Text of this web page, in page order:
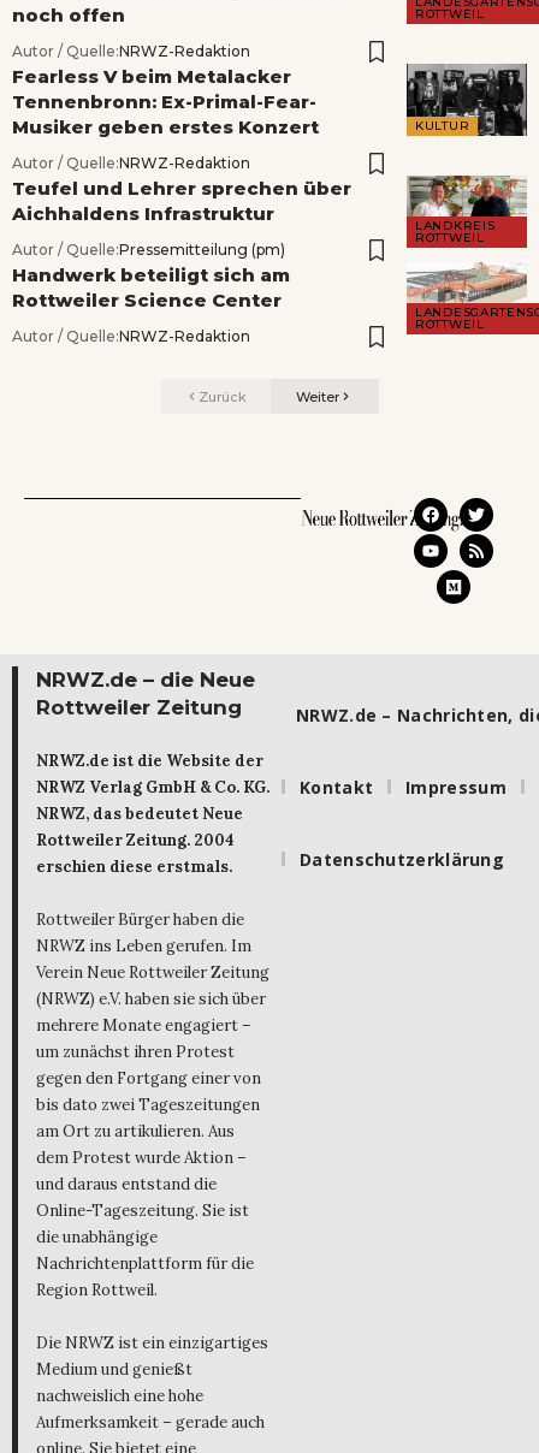
ROTTWEIL
noch offen
Autor / Quelle:NRWZ-Redaktion
KULTUR
Fearless V beim Metalacker
Tennenbronn: Ex-Primal-Fear-
Musiker geben erstes Konzert
Autor / Quelle:NRWZ-Redaktion
LANDKREIS
ROTTWEIL
Teufel und Lehrer sprechen über
Aichhaldens Infrastruktur
Autor / Quelle:Pressemitteilung (pm)
ROTTWEIL
Handwerk beteiligt sich am
Rottweiler Science Center
Autor / Quelle:NRWZ-Redaktion
Zurück Weiter
NRWZ.de – die Neue
Rottweiler Zeitung
NRWZ.de ist die Website der
NRWZ Verlag GmbH & Co. KG.
NRWZ, das bedeutet Neue
Rottweiler Zeitung. 2004
erschien diese erstmals.
Rottweiler Bürger haben die
NRWZ ins Leben gerufen. Im
Verein Neue Rottweiler Zeitung
(NRWZ) e.V. haben sie sich über
mehrere Monate engagiert –
um zunächst ihren Protest
gegen den Fortgang einer von
bis dato zwei Tageszeitungen
am Ort zu artikulieren. Aus
dem Protest wurde Aktion –
und daraus entstand die
Online-Tageszeitung. Sie ist
die unabhängige
Nachrichtenplattform für die
Region Rottweil.
Die NRWZ ist ein einzigartiges
Medium und genießt
nachweislich eine hohe
Aufmerksamkeit – gerade auch
online. Sie bietet eine
NRWZ.de – Nachrichten,
Kontakt Impressum
Datenschutzerklärung